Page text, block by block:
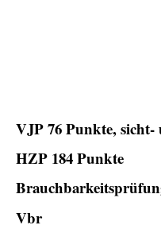
VJP 76 Punkte,
HZP 184 Punkte
Vbr